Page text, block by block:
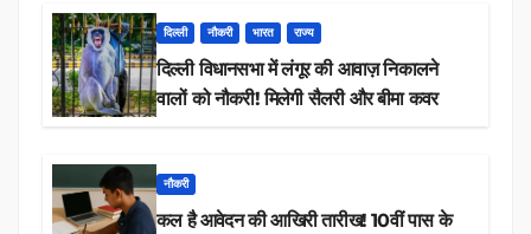
दिल्ली नौकरी भारत राज्य
दिल्ली विधानसभा में लंगूर की आवाज़ निकालने
वालों को नौकरी! मिलेगी सैलरी और बीमा कवर
नौकरी
कल है आवेदन की आखिरी तारीख! 10वीं पास के